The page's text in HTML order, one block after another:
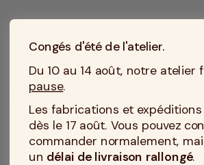
ILS VONT SI BIEN
Congés d'été de l'atelier.
Du 10 au 14 août, notre atelier
pause.
Les fabrications et
dès le 17 août. Vous pouvez
commander normalement,
un délai de livraison rallongé.